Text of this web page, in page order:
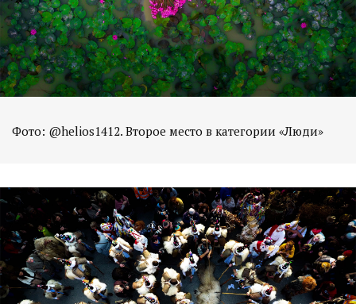
Фото: @helios1412. Второе место в категории «Люди»